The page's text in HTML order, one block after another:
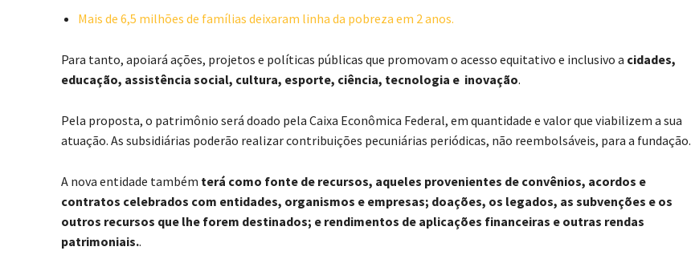
Mais de 6,5 milhões de famílias deixaram linha da pobreza em 2 anos.
Para tanto, apoiará ações, projetos e políticas públicas que promovam o acesso equitativo e inclusivo a cidades,
educação, assistência social, cultura, esporte, ciência, tecnologia e inovação.
Pela proposta, o patrimônio será doado pela Caixa Econômica Federal, em quantidade e valor que viabilizem a sua
atuação. As subsidiárias poderão realizar contribuições pecuniárias periódicas, não reembolsáveis, para a fundação.
A nova entidade também terá como fonte de recursos, aqueles provenientes de convênios, acordos e
contratos celebrados com entidades, organismos e empresas; doações, os legados, as subvenções e os
outros recursos que lhe forem destinados; e rendimentos de aplicações financeiras e outras rendas
patrimoniais..